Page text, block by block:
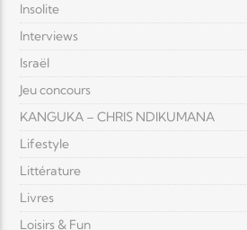
Insolite
Interviews
Israël
Jeu concours
KANGUKA – CHRIS NDIKUMANA
Lifestyle
Littérature
Livres
Loisirs & Fun